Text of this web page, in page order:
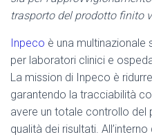
trasporto del prodotto finito
Inpeco è una multinazionale
per laboratori clinici e
La mission di Inpeco è
garantendo la tracciabilità
avere un totale controllo del
qualità dei risultati.